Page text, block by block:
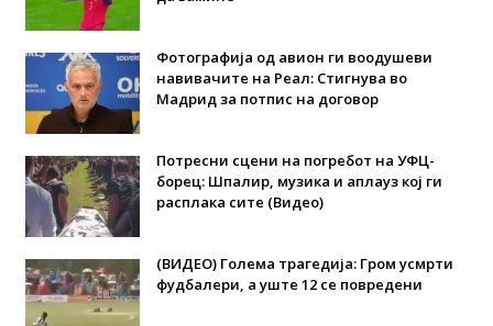
Фотографија од авион ги воодушеви
навивачите на Реал: Стигнува во
Мадрид за потпис на договор
Потресни сцени на погребот на УФЦ-
борец: Шпалир, музика и аплауз кој ги
расплака сите (Видео)
(ВИДЕО) Голема трагедија: Гром усмрти
фудбалери, а уште 12 се повредени